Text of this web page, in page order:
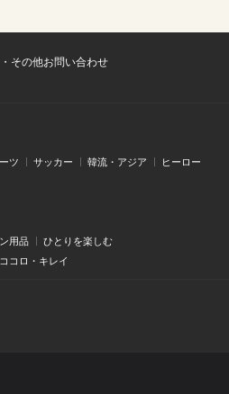
その他お問い合わせ
ツ サッカー 韓流・アジア ヒーロー
用品
ひとりを楽しむ
コロ・キレイ